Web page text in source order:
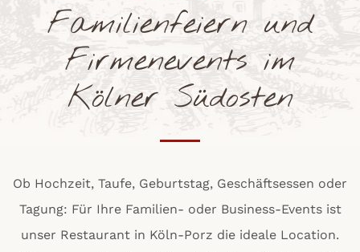
Familienfeiern und
Firmenevents im
Kölner Südosten
Ob Hochzeit, Taufe, Geburtstag, Geschäftsessen oder
Tagung: Für Ihre Familien- oder Business-Events ist
unser Restaurant in Köln-Porz die ideale Location.